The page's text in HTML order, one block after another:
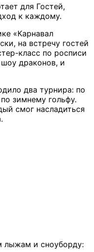
для Гостей,
к каждому.
«Карнавал
на встречу гостей
класс по росписи
шоу драконов, и
два турнира: по
зимнему гольфу.
смог насладиться
лыжам и сноуборду: